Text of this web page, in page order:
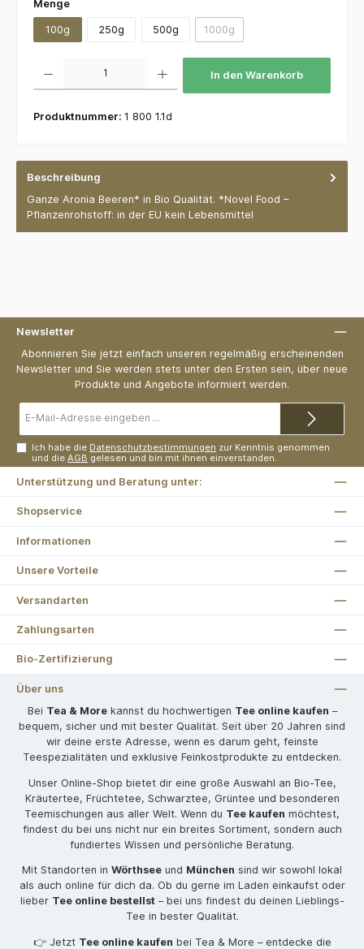
Mengeauswählen
100g 250g 500g 1000g(Diese Option ist zurzeit nicht
In den Warenkorb
Produktnummer: 1 800 1.1d
Beschreibung
Ganze Aronia Beeren* in Bio Qualität. *Novel Food –
Pflanzenrohstoff: in der EU kein Lebensmittel
Newsletter
Abonnieren Sie jetzt einfach unseren regelmäßig erscheinenden
Newsletter und Sie werden stets unter den Ersten sein, über neue
Produkte und Angebote informiert werden.
Mail-
Ich habe die Datenschutzbestimmungen zur Kenntnis genommen
und dieAGB gelesen und bin mit ihnen einverstanden.
Unterstützung und Beratung unter:
Shopservice
Informationen
Unsere Vorteile
Versandarten
Zahlungsarten
Bio-Zertifizierung
Über uns
Bei Tea & Morekannst du hochwertigen Tee online kaufen –
bequem, sicher und mit bester Qualität. Seit über 20 Jahren sind
wir deine erste Adresse, wenn es darum geht, feinste
Teespezialitäten und exklusive Feinkostprodukte zu entdecken.
Unser Online-Shop bietet dir eine große Auswahl an Bio-Tee,
Kräutertee, Früchtetee, Schwarztee, Grüntee und besonderen
Teemischungen aus aller Welt. Wenn du Tee kaufen möchtest,
findest du bei uns nicht nur ein breites Sortiment, sondern auch
fundiertes Wissen und persönliche Beratung.
Mit Standorten in Wörthsee und München sind wir sowohl lokal
als auch online für dich da. Ob du gerne im Laden einkaufst oder
lieber Tee online bestellst– bei uns findest du deinen Lieblings-
Tee in bester Qualität.
👉 Jetzt Tee online kaufen bei Tea & More – entdecke die